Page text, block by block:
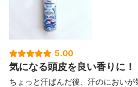
5.00
気になる頭皮を良い香りに！
ちょっと汗ばんだ後、汗のにおい